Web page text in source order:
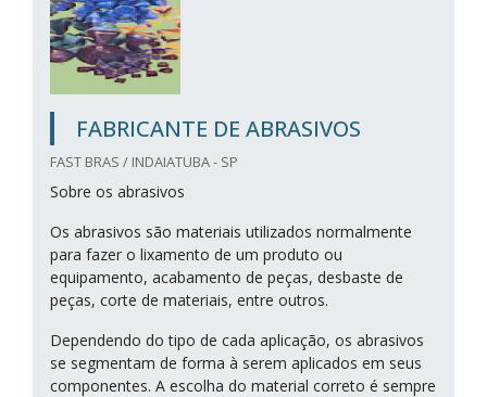
FABRICANTE DE ABRASIVOS
FAST BRAS / INDAIATUBA - SP
Sobre os abrasivos
Os abrasivos são materiais utilizados normalmente
para fazer o lixamento de um produto ou
equipamento, acabamento de peças, desbaste de
peças, corte de materiais, entre outros.
Dependendo do tipo de cada aplicação, os abrasivos
se segmentam de forma à serem aplicados em seus
componentes. A escolha do material correto é sempre